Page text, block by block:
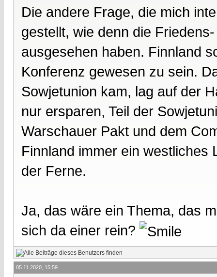
Die andere Frage, die mich
gestellt, wie denn die
ausgesehen haben. Finnland
Konferenz gewesen zu sein.
Sowjetunion kam, lag auf der
nur ersparen, Teil der
Warschauer Pakt und dem
Finnland immer ein westliches
der Ferne.
Ja, das wäre ein Thema, das
sich da einer rein?
05.11.2020, 15:59